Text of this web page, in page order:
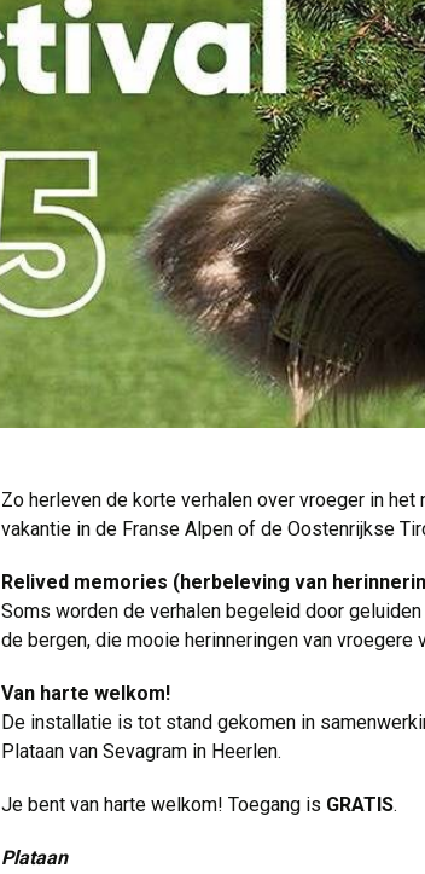
Zo herleven de korte verhalen over vroeger in
vakantie in de Franse Alpen of de Oostenrijkse
Relived memories (herbeleving van
Soms worden de verhalen begeleid door
de bergen, die mooie herinneringen van vroegere
Van harte welkom!
De installatie is tot stand gekomen in
Plataan van Sevagram in Heerlen.
Je bent van harte welkom! Toegang is GRATIS.
Plataan